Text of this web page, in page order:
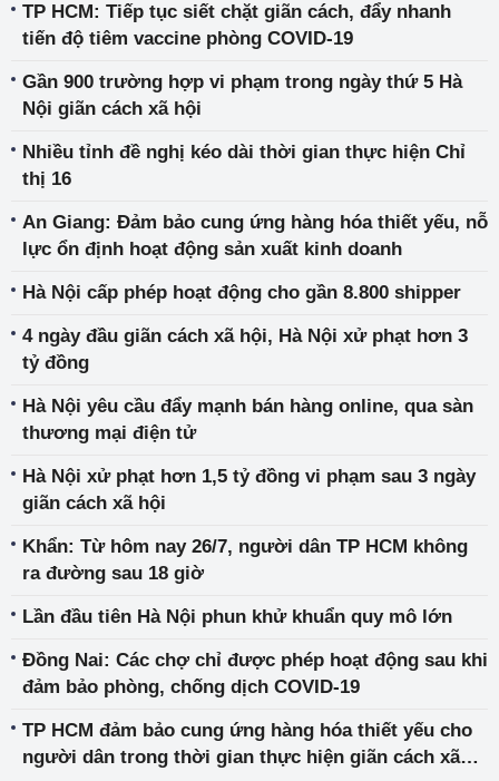
TP HCM: Tiếp tục siết chặt giãn cách, đẩy nhanh
tiến độ tiêm vaccine phòng COVID-19
Gần 900 trường hợp vi phạm trong ngày thứ 5 Hà
Nội giãn cách xã hội
Nhiều tỉnh đề nghị kéo dài thời gian thực hiện Chỉ
thị 16
An Giang: Đảm bảo cung ứng hàng hóa thiết yếu, nỗ
lực ổn định hoạt động sản xuất kinh doanh
Hà Nội cấp phép hoạt động cho gần 8.800 shipper
4 ngày đầu giãn cách xã hội, Hà Nội xử phạt hơn 3
tỷ đồng
Hà Nội yêu cầu đẩy mạnh bán hàng online, qua sàn
thương mại điện tử
Hà Nội xử phạt hơn 1,5 tỷ đồng vi phạm sau 3 ngày
giãn cách xã hội
Khẩn: Từ hôm nay 26/7, người dân TP HCM không
ra đường sau 18 giờ
Lần đầu tiên Hà Nội phun khử khuẩn quy mô lớn
Đồng Nai: Các chợ chỉ được phép hoạt động sau khi
đảm bảo phòng, chống dịch COVID-19
TP HCM đảm bảo cung ứng hàng hóa thiết yếu cho
người dân trong thời gian thực hiện giãn cách xã